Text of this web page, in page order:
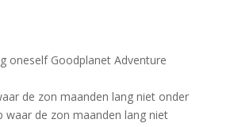
de zon maanden lang niet onder